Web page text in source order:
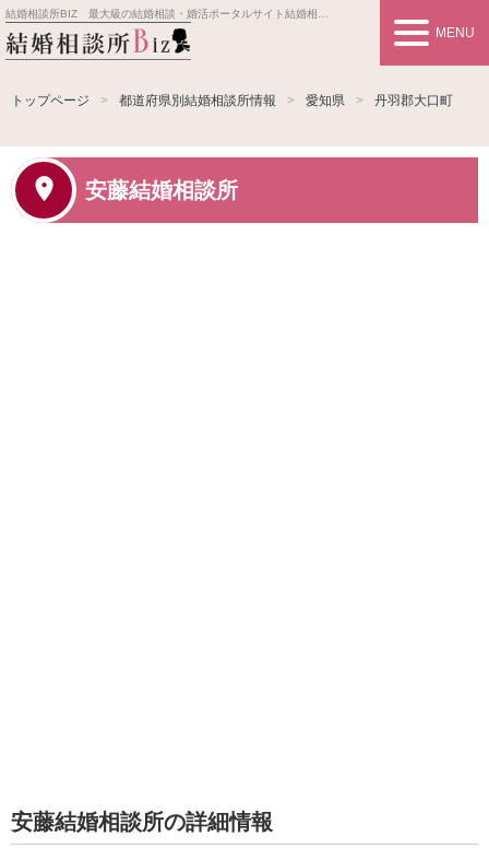
結婚相談所BIZ 最大級の結婚相談・婚活ポータルサイト結婚相談所事業者情報や婚活お見合いの悩み、対策を紹介します。
MENU
トップページ 都道府県別結婚相談所情報 愛知県 丹羽郡大口町
安藤結婚相談所
安藤結婚相談所の詳細情報